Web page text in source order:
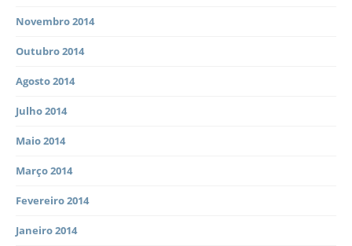
Novembro 2014
Outubro 2014
Agosto 2014
Julho 2014
Maio 2014
Março 2014
Fevereiro 2014
Janeiro 2014